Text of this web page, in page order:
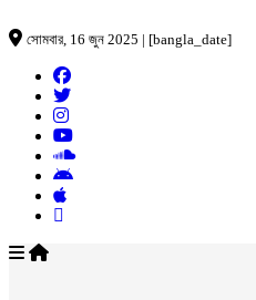
সোমবার, 16 জুন 2025 | [bangla_date]